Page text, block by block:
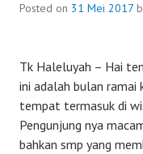
Posted on 31 Mei 2017
Tk Haleluyah – Hai
ini adalah bulan ramai
tempat termasuk di
Pengunjung nya
bahkan smp yang